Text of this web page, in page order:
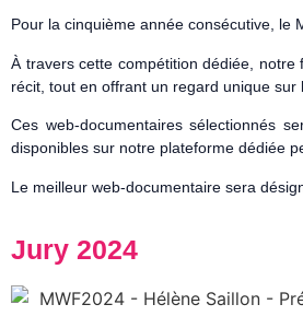
Pour la cinquième année consécutive, le
À travers cette compétition dédiée,
récit, tout en offrant un regard unique sur
Ces web-documentaires sélectionnés
disponibles sur notre plateforme dédiée
Le meilleur web-documentaire sera
Jury 2024